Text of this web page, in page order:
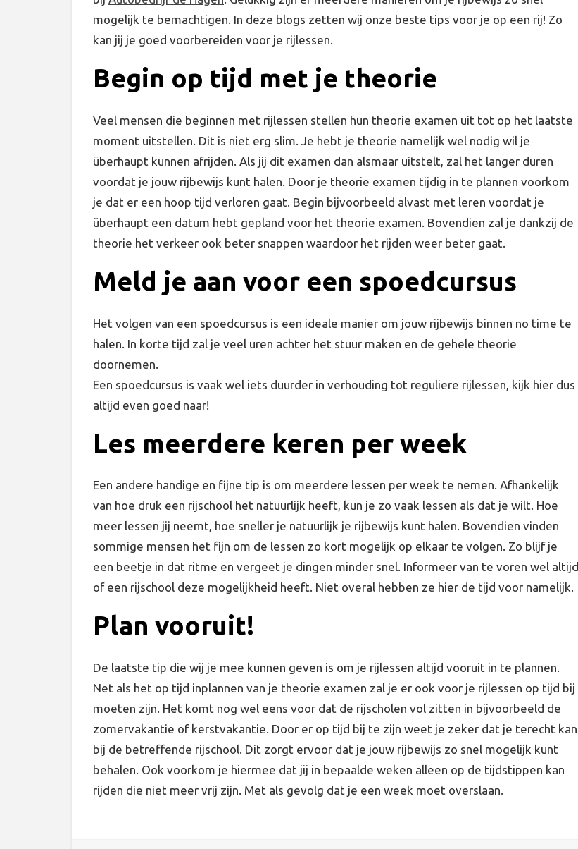
mogelijk te bemachtigen. In deze blogs zetten wij onze beste tips voor je op een rij! Zo
kan jij je goed voorbereiden voor je rijlessen.
Begin op tijd met je theorie
Veel mensen die beginnen met rijlessen stellen hun theorie examen uit tot op het laatste
moment uitstellen. Dit is niet erg slim. Je hebt je theorie namelijk wel nodig wil je
überhaupt kunnen afrijden. Als jij dit examen dan alsmaar uitstelt, zal het langer duren
voordat je jouw rijbewijs kunt halen. Door je theorie examen tijdig in te plannen voorkom
je dat er een hoop tijd verloren gaat. Begin bijvoorbeeld alvast met leren voordat je
überhaupt een datum hebt gepland voor het theorie examen. Bovendien zal je dankzij de
theorie het verkeer ook beter snappen waardoor het rijden weer beter gaat.
Meld je aan voor een spoedcursus
Het volgen van een spoedcursus is een ideale manier om jouw rijbewijs binnen no time te
halen. In korte tijd zal je veel uren achter het stuur maken en de gehele theorie
doornemen.
Een spoedcursus is vaak wel iets duurder in verhouding tot reguliere rijlessen, kijk hier dus
altijd even goed naar!
Les meerdere keren per week
Een andere handige en fijne tip is om meerdere lessen per week te nemen. Afhankelijk
van hoe druk een rijschool het natuurlijk heeft, kun je zo vaak lessen als dat je wilt. Hoe
meer lessen jij neemt, hoe sneller je natuurlijk je rijbewijs kunt halen. Bovendien vinden
sommige mensen het fijn om de lessen zo kort mogelijk op elkaar te volgen. Zo blijf je
een beetje in dat ritme en vergeet je dingen minder snel. Informeer van te voren wel altijd
of een rijschool deze mogelijkheid heeft. Niet overal hebben ze hier de tijd voor namelijk.
Plan vooruit!
De laatste tip die wij je mee kunnen geven is om je rijlessen altijd vooruit in te plannen.
Net als het op tijd inplannen van je theorie examen zal je er ook voor je rijlessen op tijd bij
moeten zijn. Het komt nog wel eens voor dat de rijscholen vol zitten in bijvoorbeeld de
zomervakantie of kerstvakantie. Door er op tijd bij te zijn weet je zeker dat je terecht kan
bij de betreffende rijschool. Dit zorgt ervoor dat je jouw rijbewijs zo snel mogelijk kunt
behalen. Ook voorkom je hiermee dat jij in bepaalde weken alleen op de tijdstippen kan
rijden die niet meer vrij zijn. Met als gevolg dat je een week moet overslaan.